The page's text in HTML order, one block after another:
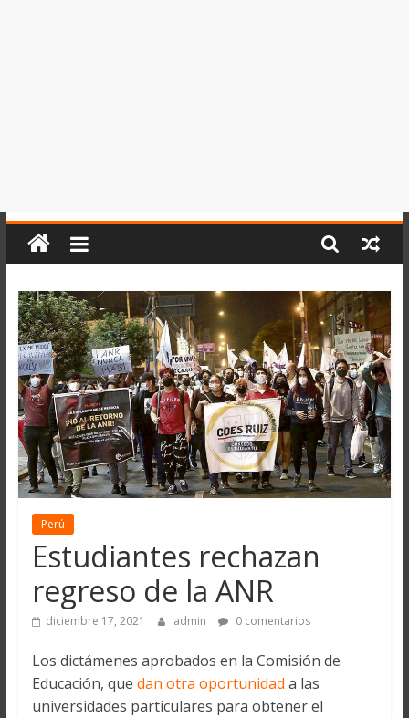
Perú
Estudiantes rechazan
regreso de la ANR
diciembre 17, 2021 admin 0 comentarios
Los dictámenes aprobados en la Comisión de
Educación, que dan otra oportunidad a las
universidades particulares para obtener el